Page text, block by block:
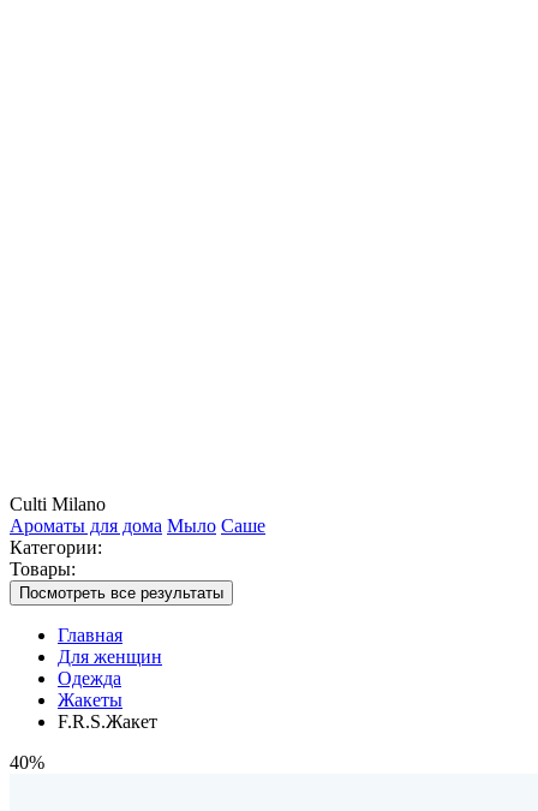
Culti Milano
Ароматы для дома Мыло Саше
Категории:
Товары:
Посмотреть все результаты
Главная
Для женщин
Одежда
Жакеты
F.R.S.Жакет
40%